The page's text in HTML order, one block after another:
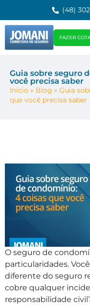
(48)
FAZER
Guia sobre seguro
você precisa saber
Início » Blog » Guia
que você precisa saber
O seguro de
particularidades.
diferente do seguro
cobre qualquer
responsabilidade